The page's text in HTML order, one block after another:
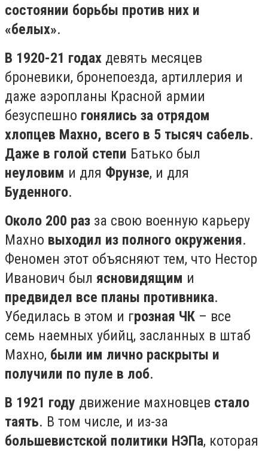
состоянии борьбы против них и
«белых».⠀
В 1920-21 годах девять месяцев
броневики, бронепоезда, артиллерия и
даже аэропланы Красной армии
безуспешно гонялись за отрядом
хлопцев Махно, всего в 5 тысяч сабель.
Даже в голой степи Батько был
неуловим и для Фрунзе, и для
Буденного.⠀ ⠀
Около 200 раз за свою военную карьеру
Махно выходил из полного окружения.
Феномен этот объясняют тем, что Нестор
Иванович был ясновидящим и
предвидел все планы противника.
Убедилась в этом и грозная ЧК – все
семь наемных убийц, засланных в штаб
Махно, были им лично раскрыты и
получили по пуле в лоб.⠀ ⠀
В 1921 году движение махновцев стало
таять. В том числе, и из-за
большевистской политики НЭПа, которая